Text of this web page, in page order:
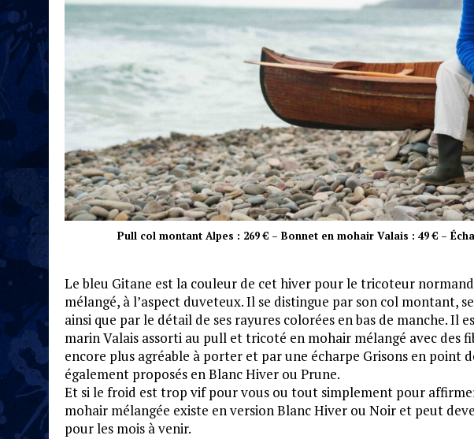
Pull col montant Alpes : 269 € – Bonnet en mohair Valais : 49 € –
Le bleu Gitane est la couleur de cet hiver pour le tricoteur
mélangé, à l’aspect duveteux. Il se distingue par son col montant,
ainsi que par le détail de ses rayures colorées en bas de manche. Il
marin Valais assorti au pull et tricoté en mohair mélangé avec des
encore plus agréable à porter et par une écharpe Grisons en point
également proposés en Blanc Hiver ou Prune.
Et si le froid est trop vif pour vous ou tout simplement pour
mohair mélangée existe en version Blanc Hiver ou Noir et peut
pour les mois à venir.